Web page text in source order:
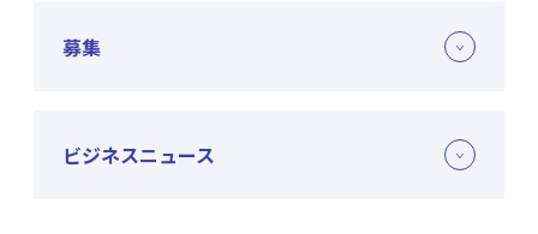
募集
ビジネスニュース